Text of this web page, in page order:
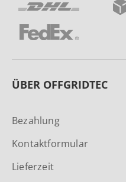
ÜBER OFFGRIDTEC
Bezahlung
Kontaktformular
Lieferzeit